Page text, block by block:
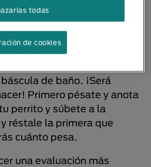
puede enfermarse más
lo lleves al veterinario él
su peso correcto.
mascota pequeña, puedes
de baño. ¡Será
Primero pésate y anota
perrito y súbete a la
réstale la primera que
cuánto pesa.
una evaluación más
todas
de cookies